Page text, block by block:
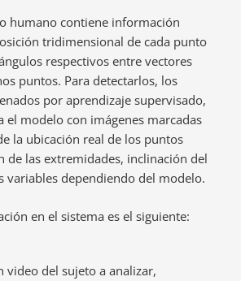
humano contiene información
tridimensional de cada punto
respectivos entre vectores
puntos. Para detectarlos, los
por aprendizaje supervisado,
el modelo con imágenes marcadas
la ubicación real de los puntos
de las extremidades, inclinación del
variables dependiendo del modelo.
en el sistema es el siguiente:
video del sujeto a analizar,